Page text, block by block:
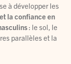
à développer les
la confiance en
: le sol, le
parallèles et la